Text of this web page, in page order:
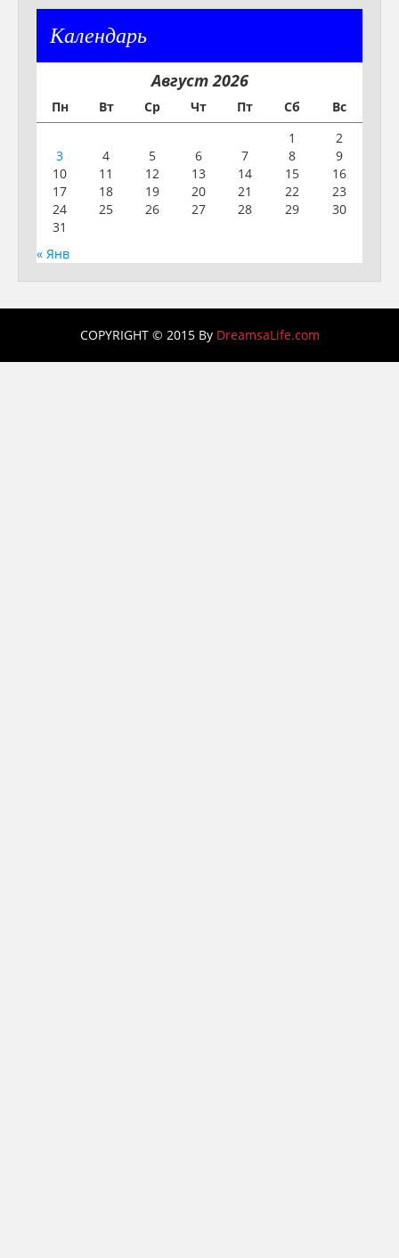
Календарь
Август 2026
Пн Вт Ср Чт Пт Сб
Вс
1
2
3
4 5 6 7 8
9
10
11 12 13 14 15
16
17
18 19 20 21 22
23
24
25 26 27 28 29
30
31
« Янв
COPYRIGHT © 2015 By DreamsaLife.com